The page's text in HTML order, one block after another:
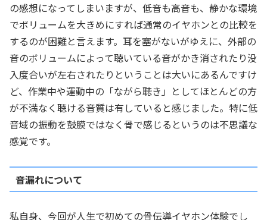
の感想になってしまいますが、低音も高音も、静かな環境
でボリュームを大きめにすれば通常のイヤホンとの比較を
するのが困難と言えます。耳を塞がないがゆえに、外部の
音のボリュームによって聴いている音がかき消されたり没
入度合いが左右されたりということは大いにあるんですけ
ど、作業中や運動中の「ながら聴き」としてほとんどの方
が不満なく聴ける音質は有していると感じました。特に低
音域の振動を鼓膜ではなく骨で感じるというのは不思議な
感覚です。
音漏れについて
私自身、今回が人生で初めての骨伝導イヤホン体験でし